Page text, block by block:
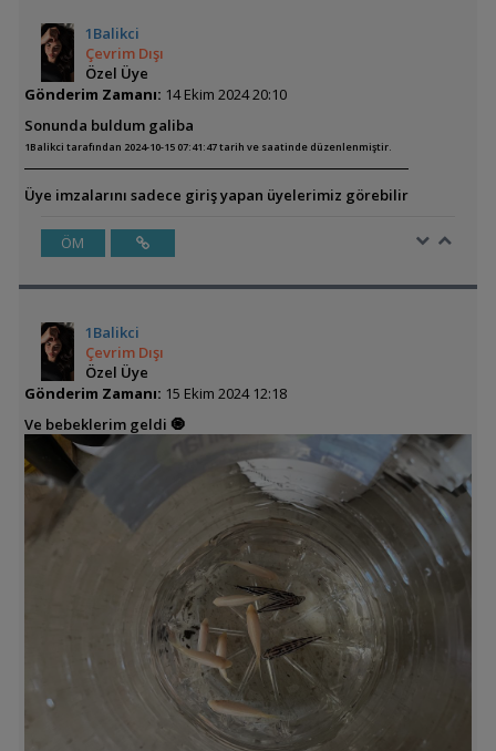
1Balikci
Çevrim Dışı
Özel Üye
Gönderim Zamanı: 14 Ekim 2024 20:10
Sonunda buldum galiba
1Balikci tarafından 2024-10-15 07:41:47 tarih ve saatinde düzenlenmiştir.
Üye imzalarını sadece giriş yapan üyelerimiz görebilir
ÖM
1Balikci
Çevrim Dışı
Özel Üye
Gönderim Zamanı: 15 Ekim 2024 12:18
Ve bebeklerim geldi 🧿